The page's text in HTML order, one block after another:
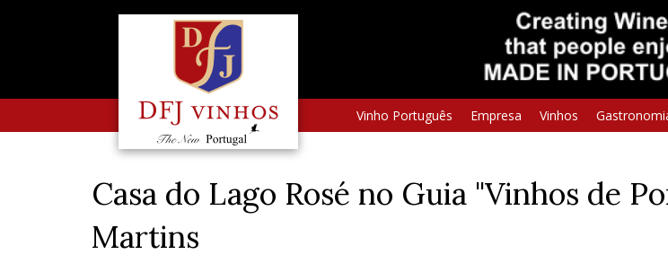
Vinho Português Empresa Vinhos
Casa do Lago Rosé no Guia "Vinhos de
Martins